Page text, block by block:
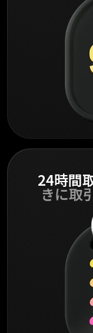
24時間
きに取